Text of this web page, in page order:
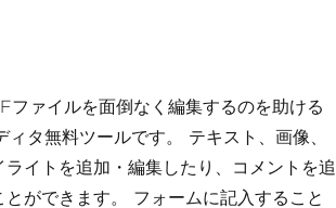
ファイルを面倒なく編集するのを助ける
タ無料ツールです。 テキスト、画像、
イトを追加・編集したり、コメントを追
ができます。 フォームに記入すること